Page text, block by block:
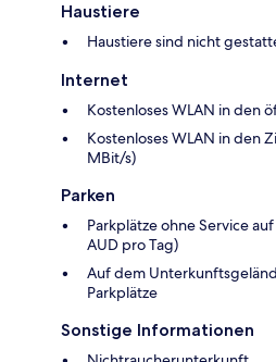
Haustiere
Haustiere sind nicht
Internet
Kostenloses WLAN in den
Kostenloses WLAN in den
MBit/s)
Parken
Parkplätze ohne Service
AUD pro Tag)
Auf dem
Parkplätze
Sonstige Informationen